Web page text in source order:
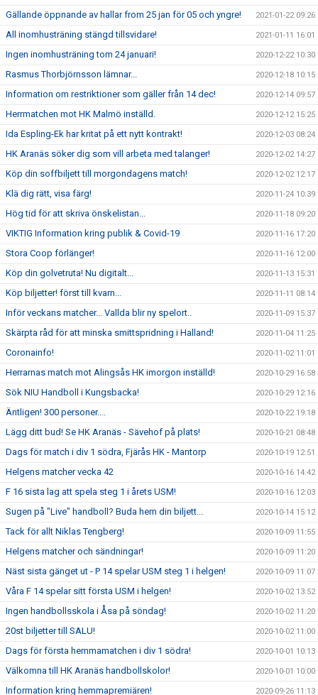
Gällande öppnande av hallar from 25 jan för 05 och yngre! 2021-01-22 09:26
All inomhusträning stängd tillsvidare! 2021-01-11 16:01
Ingen inomhusträning tom 24 januari! 2020-12-22 10:30
Rasmus Thorbjörnsson lämnar... 2020-12-18 10:15
Information om restriktioner som gäller från 14 dec! 2020-12-14 09:57
Herrmatchen mot HK Malmö inställd. 2020-12-12 15:25
Ida Espling-Ek har kritat på ett nytt kontrakt! 2020-12-03 08:24
HK Aranäs söker dig som vill arbeta med talanger! 2020-12-02 14:27
Köp din soffbiljett till morgondagens match! 2020-12-02 12:17
Klä dig rätt, visa färg! 2020-11-24 10:39
Hög tid för att skriva önskelistan... 2020-11-18 09:20
VIKTIG Information kring publik & Covid-19 2020-11-16 17:20
Stora Coop förlänger! 2020-11-16 12:00
Köp din golvetruta! Nu digitalt... 2020-11-13 15:31
Köp biljetter! först till kvarn... 2020-11-11 08:14
Inför veckans matcher... Vallda blir ny spelort.. 2020-11-09 15:37
Skärpta råd för att minska smittspridning i Halland! 2020-11-04 11:25
Coronainfo! 2020-11-02 11:01
Herrarnas match mot Alingsås HK imorgon inställd! 2020-10-29 16:58
Sök NIU Handboll i Kungsbacka! 2020-10-29 12:16
Äntligen! 300 personer.... 2020-10-22 19:18
Lägg ditt bud! Se HK Aranäs - Sävehof på plats! 2020-10-21 08:48
Dags för match i div 1 södra, Fjärås HK - Mantorp 2020-10-19 12:51
Helgens matcher vecka 42 2020-10-16 14:42
F 16 sista lag att spela steg 1 i årets USM! 2020-10-16 12:03
Sugen på "Live" handboll? Buda hem din biljett... 2020-10-14 15:12
Tack för allt Niklas Tengberg! 2020-10-09 11:55
Helgens matcher och sändningar! 2020-10-09 11:20
Näst sista gänget ut - P 14 spelar USM steg 1 i helgen! 2020-10-09 11:07
Våra F 14 spelar sitt första USM i helgen! 2020-10-02 13:52
Ingen handbollsskola i Åsa på söndag! 2020-10-02 11:20
20st biljetter till SALU! 2020-10-02 11:00
Dags för första hemmamatchen i div 1 södra! 2020-10-01 10:13
Välkomna till HK Aranäs handbollskolor! 2020-10-01 10:00
Information kring hemmapremiären! 2020-09-26 11:13